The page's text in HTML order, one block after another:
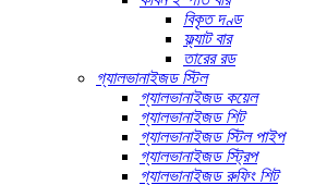
বিকৃত দণ্ড
ফ্ল্যাট বার
তারের রড
গ্যালভানাইজড স্টিল
গ্যালভানাইজড কয়েল
গ্যালভানাইজড শিট
গ্যালভানাইজড স্টিল পাইপ
গ্যালভানাইজড স্ট্রিপ
গ্যালভানাইজড রুফিং শিট